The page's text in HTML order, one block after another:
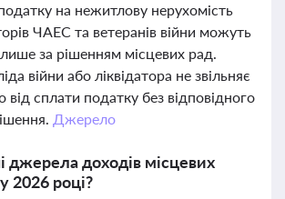
на нежитлову нерухомість
ЧАЕС та ветеранів війни можуть
за рішенням місцевих рад.
війни або ліквідатора не звільняє
від сплати податку без відповідного
Джерело
джерела доходів місцевих
2026 році?